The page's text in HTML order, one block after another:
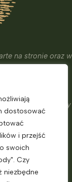
dostosować
i przejść
swoich
Czy
niezbędne
na stronie oraz w
o którą powinniśmy